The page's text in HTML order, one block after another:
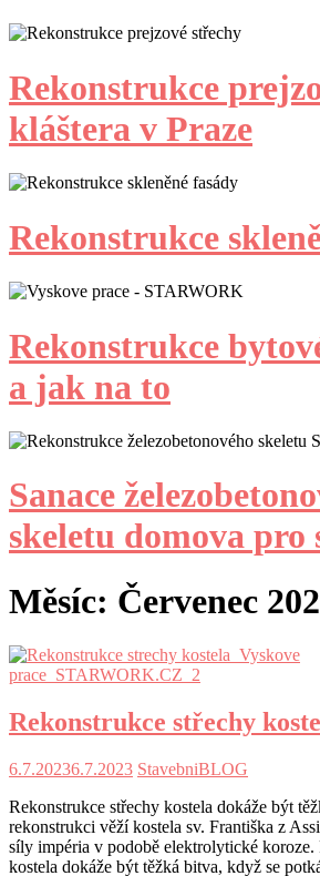
Rekonstrukce
kláštera v Praze
Rekonstrukce
Rekonstrukce
a jak na to
Sanace
skeletu domova pro
Měsíc: Červenec
Rekonstrukce střechy
6.7.20236.7.2023 StavebniBLOG
Rekonstrukce střechy kostela dokáže být
rekonstrukci věží kostela sv. Františka z
síly impéria v podobě elektrolytické koroze.
kostela dokáže být těžká bitva, když se